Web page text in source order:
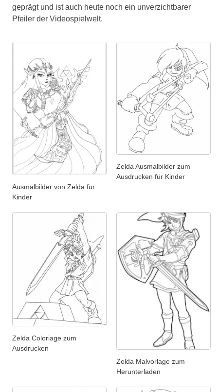
geprägt und ist auch heute noch ein unverzichtbarer
Pfeiler der Videospielwelt.
Ausmalbilder von Zelda für
Kinder
Zelda Ausmalbilder zum
Ausdrucken für Kinder
Zelda Coloriage zum
Ausdrucken
Zelda Malvorlage zum
Herunterladen